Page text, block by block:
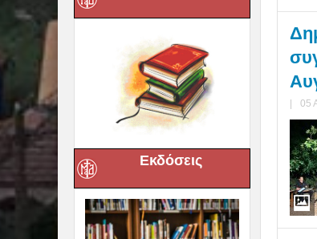
Εκδόσεις
05